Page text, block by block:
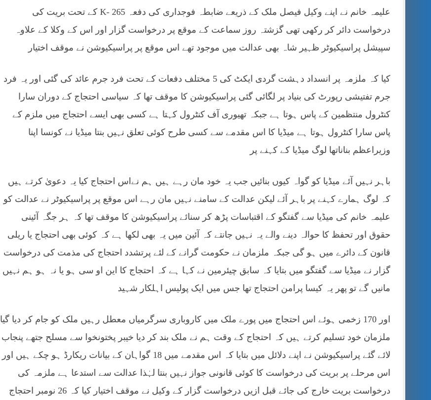
علیمہ خانم نے اپنے وکیل فیصل ملک کے ذریعے ضابطہ فوجداری کی دفعہ K- 265 کے تحت بریت کی
درخواست دائر کر رکھی تھی گزشتہ روز سماعت کے موقع پر درخواست گزار اور اس کے وکلا کے علاوہ
سپیشل پراسیکیوٹر ظہیر شاہ بھی عدالت میں موجود تھے اس موقع پر پراسیکیوشن نے موقف اختیار
کیا کہ ملزمہ پر انسداد دہشت گردی ایکٹ کی 5 مختلف دفعات کے تحت فرد جرم عائد کی گئی اور یہ فرد
جرم تفتیشی رپورٹ کی بنیاد پر لگائی گئی پراسیکیوشن کا موقف تھا کہ سیاسی احتجاج کے دوران سارا
کنٹرول منتظمین کے پاس ہوتا ہے جبکہ تھیوری آف کنٹرول کہتا ہے کسی بھی ایسے احتجاج میں ملزم کے
پاس سارا کنٹرول ہوتا ہے میڈیا کا اس مقدمے سے کسی طرح کوئی تعلق نہیں بنتا میڈیا نے کونسا اپنا
وزیراعظم بناناتھا لوگ میڈیا کے کہنے پر
باہر نہیں آئے میڈیا کو گواہ کیوں بنائیں جب یہ خود مان رہے ہیں ہم نےاس احتجاج کیا یہ دعویٰ کرتے ہیں
کہ لوگ ہمارے کہنے پر باہر آئے لیکن عدالت کے سامنے نہیں مان رہے اس موقع پر پراسیکیوٹر نے عدالت کو
علیمہ خانم کی میڈیا سے گفتگو کے اقتباسات پڑھ کر سنائے پراسیکیوشن کا موقف تھا کہ ہر جگہ آئینی
حقوق اور تحفظ کا حوالہ دینے والے یہ نہیں جانتے کہ آئین میں یہ بھی لکھا ہے کہ کوئی بھی احتجاج یا ریلی
قانون کے دائرے میں ہو گی جبکہ ملزمان نے حکومت گرانے کے لئے پرتشدد احتجاج کی مذمت کی درخواست
گزار نے میڈیا سے گفتگو میں بتایا کہ سابق چیئرمین نے کہا ہے کہ احتجاج کا این او سی ہو یا نہ ہو ہم نہیں
مانیں گے تو پھر یہ کیسا پرامن احتجاج تھا جس میں ایک پولیس اہلکار شہید
اور 170 زخمی ہوئے اس احتجاج میں پورے ملک میں کاروباری سرگرمیاں معطل رہیں ملک کو جام کر دیا گیا
ملزمان خود تسلیم کرتے ہیں کہ احتجاج کے وقت ہم نے ملک بند کر دیا خیبر پختونخوا سے مسلح جتھے پنجاب
لائے گئے پراسیکیوشن نے اپنے دلائل میں بتایا کہ اس مقدمے میں 18 گواہان کے بیانات ریکارڈ ہو چکے ہیں اور
اس مرحلے پر بریت کی درخواست کا کوئی قانونی جواز نہیں بنتا لہٰذا عدالت سے استدعا ہے ملزمہ کی
درخواست بریت خارج کی جائے قبل ازیں درخواست گزار کے وکیل نے موقف اختیار کیا کہ 26 نومبر احتجاج